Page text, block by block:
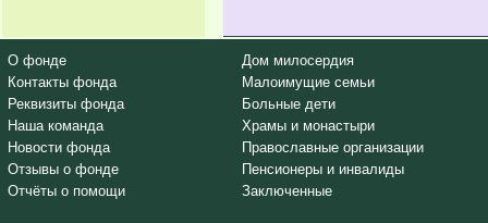
О фонде
Контакты фонда
Реквизиты фонда
Наша команда
Новости фонда
Отзывы о фонде
Отчёты о помощи
Дом милосердия
Малоимущие семьи
Больные дети
Храмы и монастыри
Православные организации
Пенсионеры и инвалиды
Заключенные